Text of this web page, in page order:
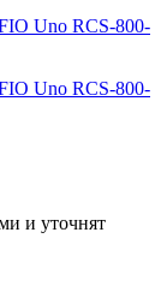
и уточнят